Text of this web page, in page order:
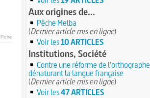
Fiche
Aux origines de...
Pêche Melba
(Dernier article mis en ligne)
Voir les10 ARTICLES
Institutions, Société
Contre une réforme de l'orthographe
dénaturant la langue française
(Dernier article mis en ligne)
Voir les47 ARTICLES